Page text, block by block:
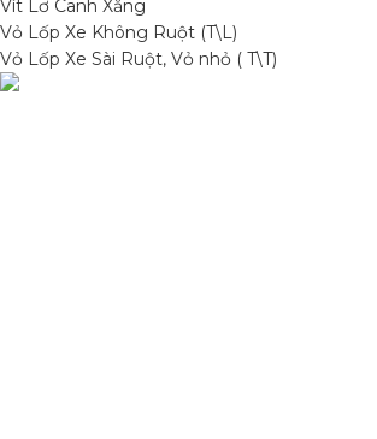
Vít Lơ Canh Xăng
Vỏ Lốp Xe Không Ruột (T\L)
Vỏ Lốp Xe Sài Ruột, Vỏ nhỏ ( T\T)